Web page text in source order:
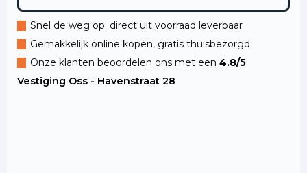
Snel de weg op: direct uit voorraad leverbaar
Gemakkelijk online kopen, gratis thuisbezorgd
Onze klanten beoordelen ons met een 4.8/5
Vestiging Oss - Havenstraat 28